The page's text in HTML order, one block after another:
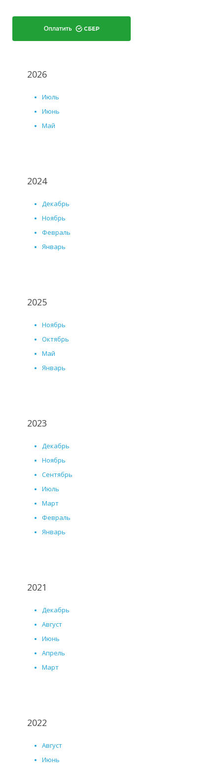
2026
Июль
Июнь
Май
2024
Декабрь
Ноябрь
Февраль
Январь
2025
Ноябрь
Октябрь
Май
Январь
2023
Декабрь
Ноябрь
Сентябрь
Июль
Март
Февраль
Январь
2021
Декабрь
Август
Июнь
Апрель
Март
2022
Август
Июнь